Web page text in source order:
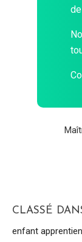
CLASSÉ
enfant apprenti